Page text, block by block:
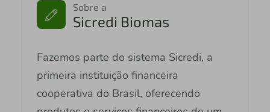
Sobre a
Sicredi Biomas
Fazemos parte do sistema Sicredi, a
primeira instituição financeira
cooperativa do Brasil, oferecendo